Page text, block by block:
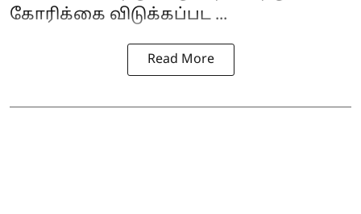
கோரிக்கை விடுக்கப்பட ...
Read More